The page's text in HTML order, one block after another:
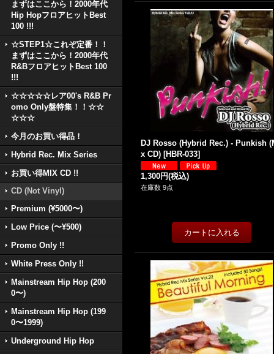
まずはここから！2000年代
Hip HopフロアヒットBest
100 !!!
☆STEP1☆これぞ定番！！
まずはここから！2000年代
R&BフロアヒットBest 100
!!!
☆☆☆☆☆レア00's R&B Pr
omo Only盤特集！！☆☆
☆☆☆
今月のお買い得品！
Hybrid Rec. Mix Series
お買い得MIX CD !!
CD (Not Vinyl)
Premium (¥5000〜)
Low Price (〜¥500)
Promo Only !!
White Press Only !!
Mainstream Hip Hop (200
0〜)
Mainstream Hip Hop (199
0〜1999)
Underground Hip Hop
DJ Rosso (Hybrid Rec.) - Punkish
x CD) [HBR-033]
1,300円(税込)
在庫数 9点